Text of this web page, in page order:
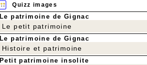
Quizz images
Le patrimoine de Gignac
Le petit patrimoine
Le patrimoine de Gignac
Histoire et patrimoine
Petit patrimoine insolite